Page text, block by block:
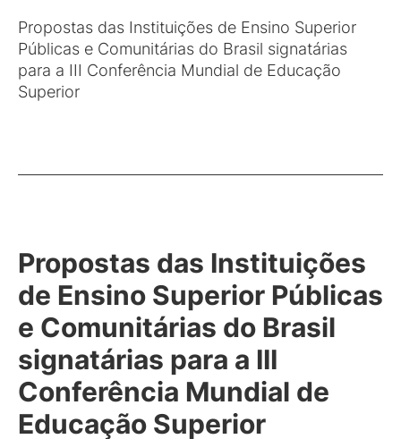
Propostas das Instituições de Ensino Superior
Públicas e Comunitárias do Brasil signatárias
para a III Conferência Mundial de Educação
Superior
Propostas das Instituições
de Ensino Superior Públicas
e Comunitárias do Brasil
signatárias para a III
Conferência Mundial de
Educação Superior